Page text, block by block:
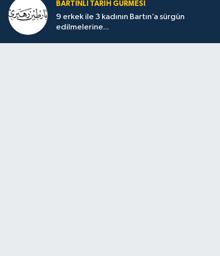
BARTINLI TARIH GURMESI
9 erkek ile 3 kadının Bartın’a sürgün
edilmelerine...